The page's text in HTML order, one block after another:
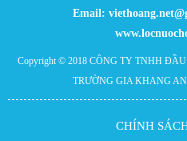
Email:
Copyright © 2018 CÔNG TY TNHH
TRƯỜNG GIA KHANG AN
CHÍNH